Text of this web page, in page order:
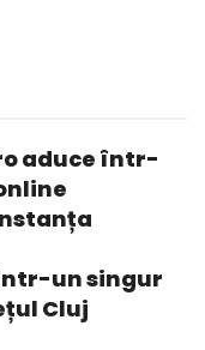
aduce într-
un singur
Cluj